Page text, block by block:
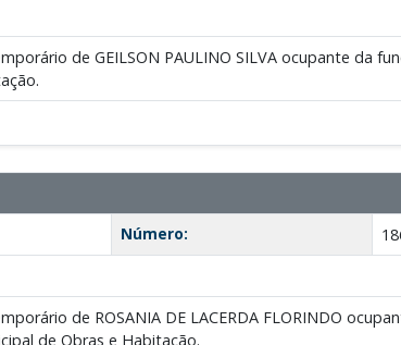
de GEILSON PAULINO SILVA ocupante da
Número:
de ROSANIA DE LACERDA FLORINDO
de Obras e Habitação.